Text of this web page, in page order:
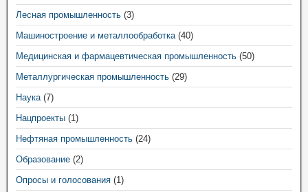
Лесная промышленность (3)
Машиностроение и металлообработка(40)
Медицинская и фармацевтическая промышленность (50)
Металлургическая промышленность (29)
Наука(7)
Нацпроекты (1)
Нефтяная промышленность (24)
Образование (2)
Опросы и голосования (1)